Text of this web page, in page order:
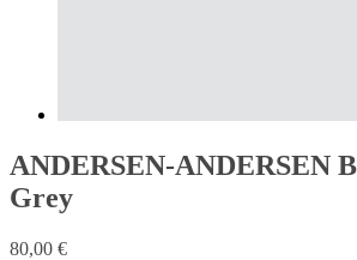
ANDERSEN-ANDERSEN
Grey
80,00 €